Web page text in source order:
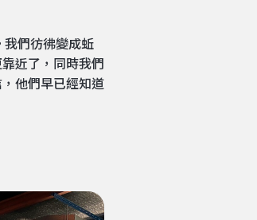
我們彷彿變成蚯
近了，同時我們
他們早已經知道